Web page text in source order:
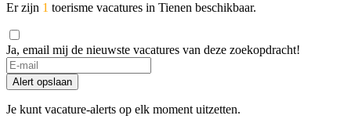
Er zijn 1 toerisme vacatures in Tienen beschikbaar.
Ja, email mij de nieuwste vacatures van deze zoekopdracht!
Alert opslaan
Je kunt vacature-alerts op elk moment uitzetten.